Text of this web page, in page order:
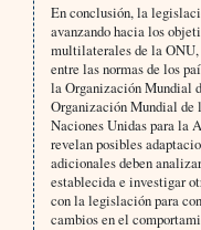
En conclusión, la
avanzando hacia los
multilaterales de la ONU,
entre las normas de los
la Organización Mundial
Organización Mundial de
Naciones Unidas para la
revelan posibles
adicionales deben
establecida e investigar
con la legislación para
cambios en el